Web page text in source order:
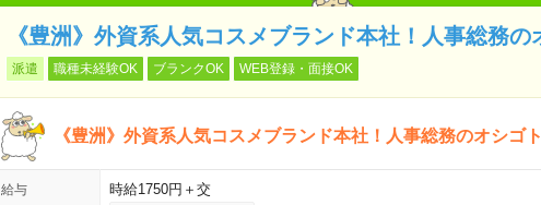
《豊洲》外資系人気コスメブランド本社！人事総務の
派遣 職種未経験OK ブランクOK WEB登録・面接OK
《豊洲》外資系人気コスメブランド本社！人事総務のオシゴト
給与 時給1750円＋交